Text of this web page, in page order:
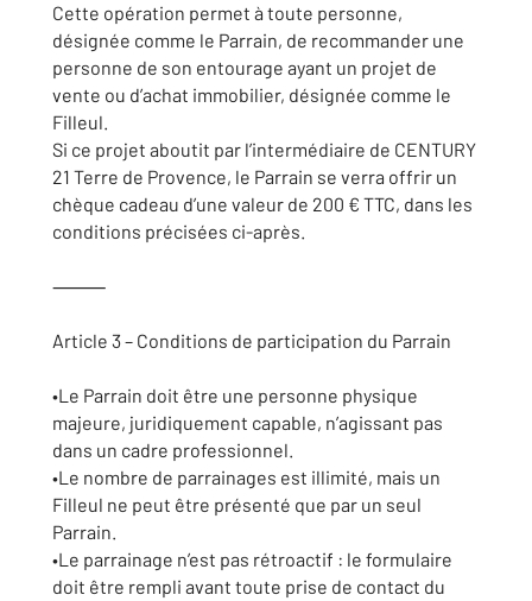
Cette opération permet à toute personne,
désignée comme le Parrain, de recommander une
personne de son entourage ayant un projet de
vente ou d’achat immobilier, désignée comme le
Filleul.
Si ce projet aboutit par l’intermédiaire de CENTURY
21 Terre de Provence, le Parrain se verra offrir un
chèque cadeau d’une valeur de 200 € TTC, dans les
conditions précisées ci-après.
⸻
Article 3 – Conditions de participation du Parrain
•Le Parrain doit être une personne physique
majeure, juridiquement capable, n’agissant pas
dans un cadre professionnel.
•Le nombre de parrainages est illimité, mais un
Filleul ne peut être présenté que par un seul
Parrain.
•Le parrainage n’est pas rétroactif : le formulaire
doit être rempli avant toute prise de contact du